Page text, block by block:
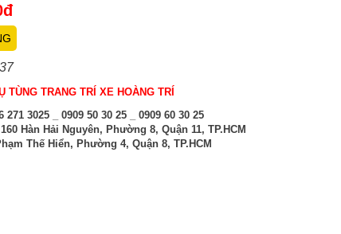
TÙNG TRANG TRÍ XE HOÀNG TRÍ
271 3025 _ 0909 50 30 25 _ 0909 60 30 25
Hàn Hải Nguyên, Phường 8, Quận 11, TP.HCM
Thế Hiển, Phường 4, Quận 8, TP.HCM